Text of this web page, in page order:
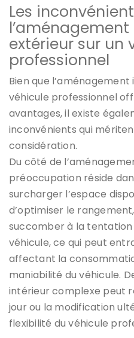
Les
extérieur sur un
professionnel
Bien que
véhicule professionnel
avantages, il existe
inconvénients qui
considération.
Du côté de
préoccupation réside
surcharger l’espace
d’optimiser le
succomber à la
véhicule, ce qui peut
affectant la
maniabilité du véhicule.
intérieur complexe peut
jour ou la modification
flexibilité du véhicule